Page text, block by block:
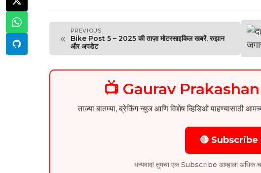
«
PREVIOUS
Bike Post 5 – 2025 की ताज़ा मोटरसाइकिल खबरें, रुझान
और अपडेट
📺 Gaurav
ताज्या बातम्या, ब्रेकिंग न्यूज आणि विशेष व्हिडिओ
🔴 Subscribe
धन्यवाद! तुमचा एक Subscribe आम्हाला अधिक